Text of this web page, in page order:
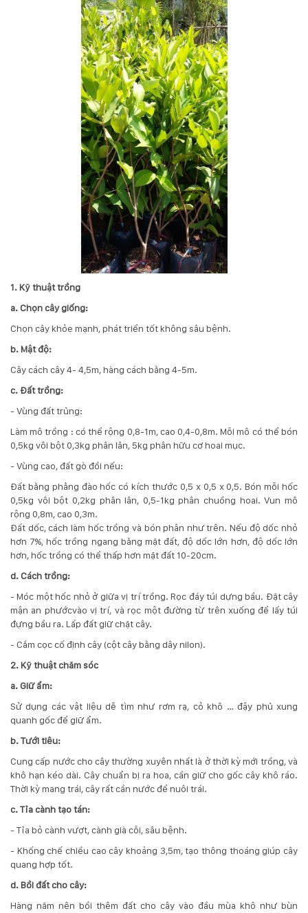
hoasenvietdn@gmail.com
-
168
Chí
Công
Hòa
Quý
TP.
Đà
1. Kỹ thuật trồng
a. Chọn cây giống:
Chọn cây khỏe mạnh, phát triển tốt không sâu bệnh.
b. Mật độ:
Cây cách cây 4- 4,5m, hàng cách bằng 4-5m.
c. Đất trồng:
- Vùng đất trủng:
Làm mô trồng : có thể rộng 0,8-1m, cao 0,4-0,8m. Mỗi mô có thể bón
0,5kg vôi bột 0,3kg phân lân, 5kg phân hữu cơ hoai mục.
- Vùng cao, đất gò đồi nếu:
Đất bằng phẳng đào hốc có kích thước 0,5 x 0,5 x 0,5. Bón mỗi hốc
0,5kg vôi bột 0,2kg phân lân, 0,5-1kg phân chuồng hoai. Vun mô
rộng 0,8m, cao 0,3m.
Đất dốc, cách làm hốc trồng và bón phân như trên. Nếu độ dốc nhỏ
hơn 7%, hốc trồng ngang bằng mặt đất, độ dốc lớn hơn, độ dốc lớn
hơn, hốc trồng có thể thấp hơn mặt đất 10-20cm.
d. Cách trồng:
- Móc một hốc nhỏ ở giữa vị trí trồng. Rọc đáy túi dựng bầu. Đặt cây
mận an phướcvào vị trí, và rọc một đường từ trên xuống để lấy túi
đựng bầu ra. Lấp đất giữ chặt cây.
- Cắm cọc cố định cây (cột cây bằng dây nilon).
2. Kỹ thuật chăm sóc
a. Giữ ẩm:
Sử dụng các vật liệu dễ tìm như rơm rạ, cỏ khô … đậy phủ xung
quanh gốc để giữ ẩm.
b. Tưới tiêu:
Cung cấp nước cho cây thường xuyên nhất là ở thời kỳ mới trồng, và
khô hạn kéo dài. Cây chuẩn bị ra hoa, cần giữ cho gốc cây khô ráo.
Thời kỳ mang trái, cây rất cần nước để nuôi trái.
c. Tỉa cành tạo tán:
- Tỉa bỏ cành vượt, cành già cỗi, sâu bệnh.
- Khống chế chiều cao cây khoảng 3,5m, tạo thông thoáng giúp cây
quang hợp tốt.
d. Bồi đất cho cây:
Hàng năm nên bồi thêm đất cho cây vào đầu mùa khô như bùn